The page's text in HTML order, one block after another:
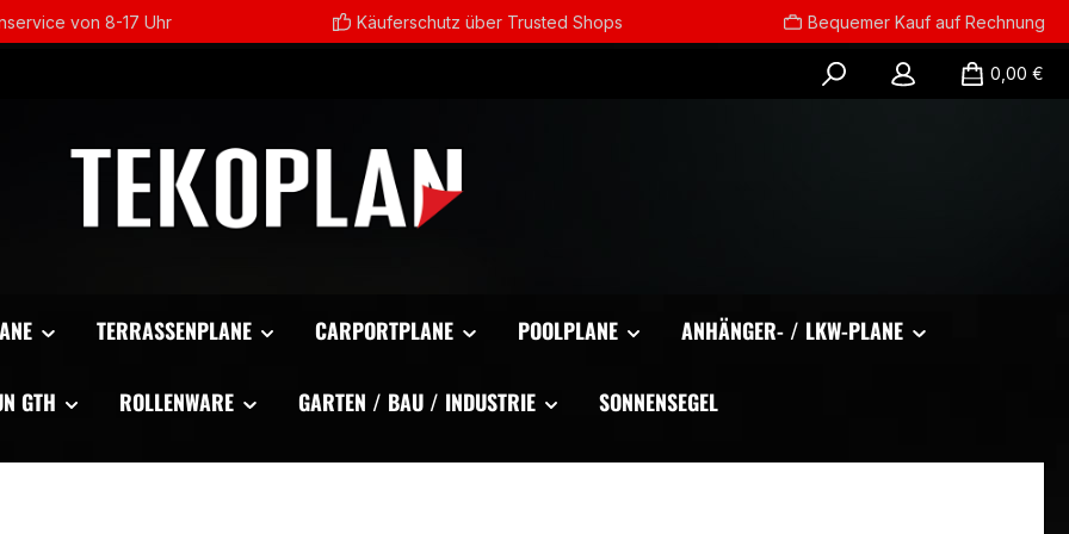
von 8-17 Uhr Käuferschutz über Trusted Shops Bequemer Kauf auf Rechnung
0,00 €
TERRASSENPLANE CARPORTPLANE POOLPLANE ANHÄNGER- / LKW-PLANE
GTH ROLLENWARE GARTEN / BAU / INDUSTRIE SONNENSEGEL